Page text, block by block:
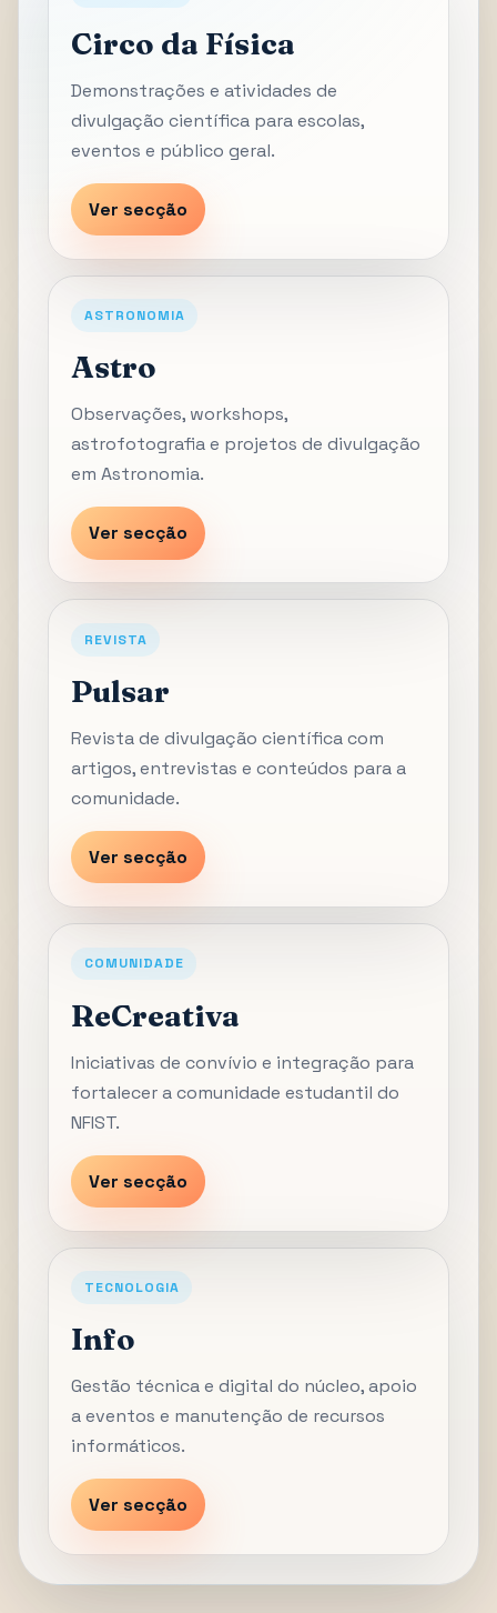
Circo da Física
Demonstrações e atividades de
divulgação científica para escolas,
eventos e público geral.
Ver secção
ASTRONOMIA
Astro
Observações, workshops,
astrofotografia e projetos de divulgação
em Astronomia.
Ver secção
REVISTA
Pulsar
Revista de divulgação científica com
artigos, entrevistas e conteúdos para a
comunidade.
Ver secção
COMUNIDADE
ReCreativa
Iniciativas de convívio e integração para
fortalecer a comunidade estudantil do
NFIST.
Ver secção
TECNOLOGIA
Info
Gestão técnica e digital do núcleo, apoio
a eventos e manutenção de recursos
informáticos.
Ver secção